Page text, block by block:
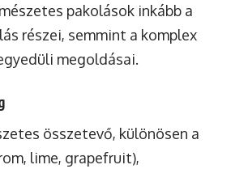
pakolások inkább a
részei, semmint a komplex
megoldásai.
összetevő, különösen a
lime, grapefruit),